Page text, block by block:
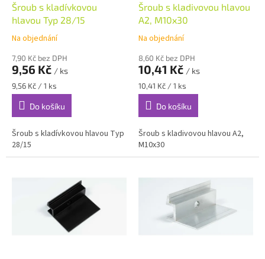
Šroub s kladívkovou
hlavou Typ 28/15
Na objednání
7,90 Kč bez DPH
9,56 Kč / ks
Měrná
cena:
9,56 Kč / 1 ks
Do košíku
Šroub s kladívkovou hlavou Typ
28/15
Šroub s kladivovou hlavou
A2, M10x30
Na objednání
8,60 Kč bez DPH
10,41 Kč / ks
Měrná
cena:
10,41 Kč / 1 ks
Do košíku
Šroub s kladivovou hlavou A2,
M10x30